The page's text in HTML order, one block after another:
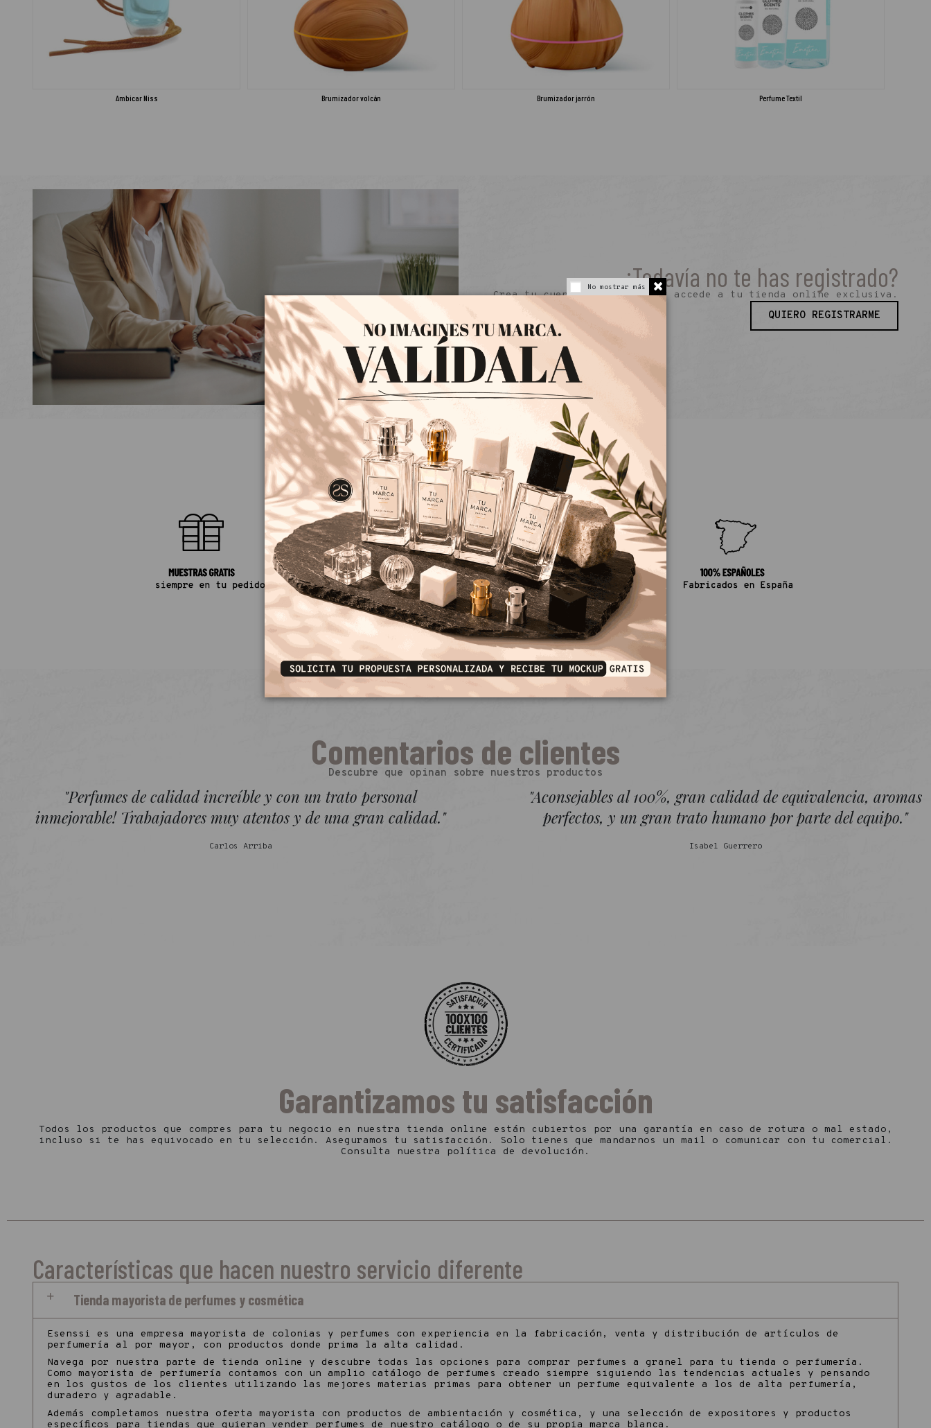
Ambicar Niss Brumizador volcán Brumizador jarrón Perfume Textil
¿Todavía no te has registrado?
Crea tu cuenta rápidamente y accede a tu tienda online exclusiva.
QUIERO REGISTRARME
Comentarios de clientes
Descubre que opinan sobre nuestros productos
"Perfumes de calidad increíble y con un trato personal
inmejorable! Trabajadores muy atentos y de una gran calidad."
Carlos Arriba
"Aconsejables al 100%, gran calidad de equivalencia, aromas
perfectos, y un gran trato humano por parte del equipo."
Isabel Guerrero
Garantizamos tu satisfacción
Todos los productos que compres para tu negocio en nuestra tienda online están cubiertos por una garantía en caso de rotura o mal estado,
incluso si te has equivocado en tu selección. Aseguramos tu satisfacción. Solo tienes que mandarnos un mail o comunicar con tu comercial.
Consulta nuestra política de devolución.
Características que hacen nuestro servicio diferente
Tienda mayorista de perfumes y cosmética
Esenssi es una empresa mayorista de colonias y perfumes con experiencia en la fabricación, venta y distribución de artículos de
perfumería al por mayor, con productos donde prima la alta calidad.
Navega por nuestra parte de tienda online y descubre todas las opciones para comprar perfumes a granel para tu tienda o perfumería.
Como mayorista de perfumería contamos con un amplio catálogo de perfumes creado siempre siguiendo las tendencias actuales y pensando
en los gustos de los clientes utilizando las mejores materias primas para obtener un perfume equivalente a los de alta perfumería,
duradero y agradable.
Además completamos nuestra oferta mayorista con productos de ambientación y cosmética, y una selección de expositores y productos
específicos para tiendas que quieran vender perfumes de nuestro catálogo o de su propia marca blanca.
No mostrar más